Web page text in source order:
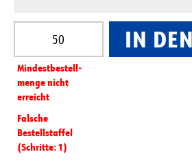
Produkt Anzahl: Gib den
Mindest­­bestell­­
menge nicht
erreicht
Falsche
Bestellstaffel
(Schritte: 1)
IN